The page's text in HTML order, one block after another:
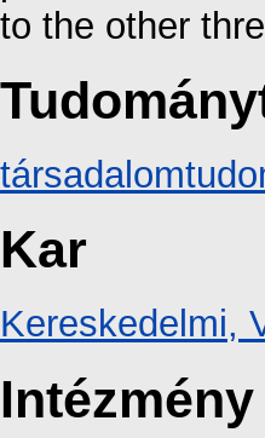
to the other
Kar
Kereskedelmi,
Intézmény